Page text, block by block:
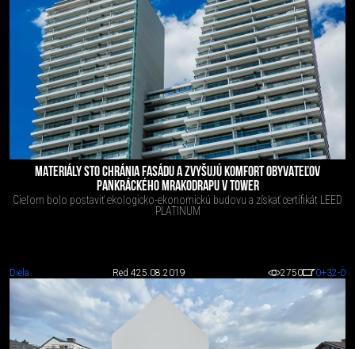
MATERIÁLY STO CHRÁNIA FASÁDU A ZVYŠUJÚ KOMFORT OBYVATEĽOV
PANKRÁCKÉHO MRAKODRAPU V TOWER
Cieľom bolo postaviť ekologicko-ekonomickú budovu a získať certifikát LEED
PLATINUM
Diela Red 425.08.2019 2750 0+32-0